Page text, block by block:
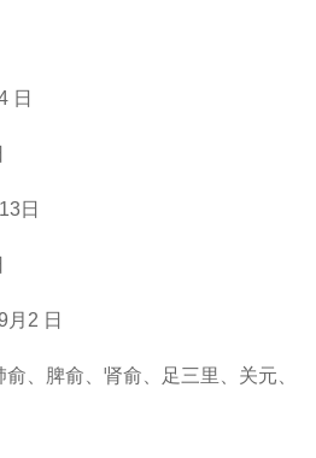
日
日
月2 日
俞、脾俞、肾俞、足三里、关元、